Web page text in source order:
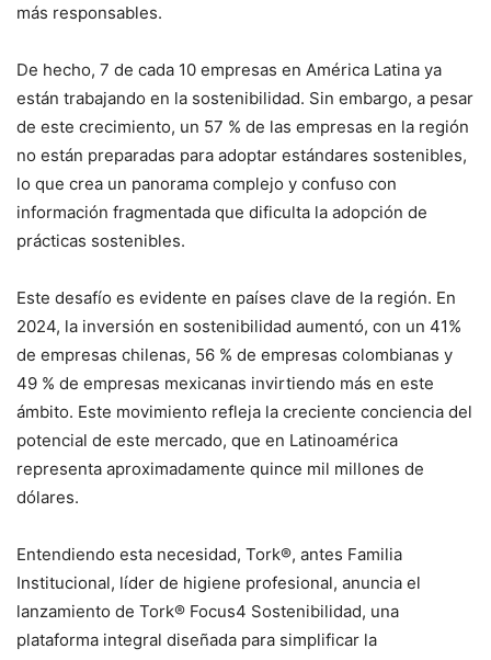
más responsables.
De hecho, 7 de cada 10 empresas en América Latina ya
están trabajando en la sostenibilidad. Sin embargo, a pesar
de este crecimiento, un 57 % de las empresas en la región
no están preparadas para adoptar estándares sostenibles,
lo que crea un panorama complejo y confuso con
información fragmentada que dificulta la adopción de
prácticas sostenibles.
Este desafío es evidente en países clave de la región. En
2024, la inversión en sostenibilidad aumentó, con un 41%
de empresas chilenas, 56 % de empresas colombianas y
49 % de empresas mexicanas invirtiendo más en este
ámbito. Este movimiento refleja la creciente conciencia del
potencial de este mercado, que en Latinoamérica
representa aproximadamente quince mil millones de
dólares.
Entendiendo esta necesidad, Tork®, antes Familia
Institucional, líder de higiene profesional, anuncia el
lanzamiento de Tork® Focus4 Sostenibilidad, una
plataforma integral diseñada para simplificar la